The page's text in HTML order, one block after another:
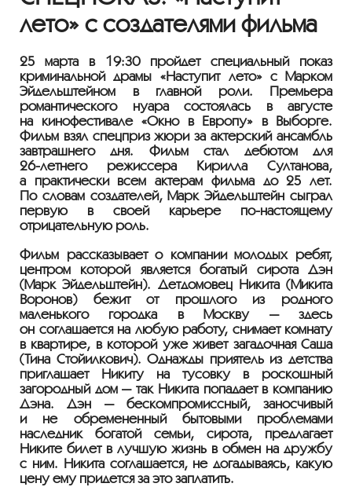
лето» с создателями фильма
25 марта в 19:30 пройдет специальный показ
криминальной драмы «Наступит лето» с Марком
Эйдельштейном в главной роли. Премьера
романтического нуара состоялась в августе
на кинофестивале «Окно в Европу» в Выборге.
Фильм взял спецприз жюри за актёрский ансамбль
завтрашнего дня. Фильм стал дебютом для
26-летнегорежиссера Кирилла Султанова,
а практически всем актерам фильма до 25 лет.
По словам создателей, Марк Эйдельштейн сыграл
первую в своей карьере по-настоящему
отрицательную роль.
Фильм рассказывает о компании молодых ребят,
центром которой является богатый сирота Дэн
(Марк Эйдельштейн). Детдомовец Никита (Микита
Воронов) бежит от прошлого из родного
маленького городка в Москву — здесь
он соглашается на любую работу, снимает комнату
в квартире, в которой уже живет загадочная Саша
(Тина Стойилкович). Однажды приятель из детства
приглашает Никиту на тусовку в роскошный
загородный дом — так Никита попадает в компанию
Дэна. Дэн — бескомпромиссный, заносчивый
и не обремененный бытовыми проблемами
наследник богатой семьи, сирота, предлагает
Никите билет в лучшую жизнь в обмен на дружбу
с ним. Никита соглашается, не догадываясь, какую
цену ему придется за это заплатить.